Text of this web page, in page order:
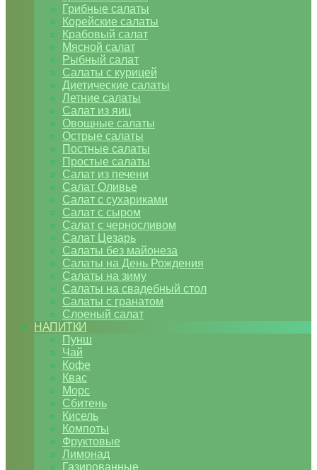
Грибные салаты
Корейские салаты
Крабовый салат
Мясной салат
Рыбный салат
Салаты с курицей
Диетические салаты
Летние салаты
Салат из яиц
Овощные салаты
Острые салаты
Постные салаты
Простые салаты
Салат из печени
Салат Оливье
Салат с сухариками
Салат с сыром
Салат с черносливом
Салат Цезарь
Салаты без майонеза
Салаты на День Рождения
Салаты на зиму
Салаты на свадебный стол
Салаты с гранатом
Слоеный салат
НАПИТКИ
Пунш
Чай
Кофе
Квас
Морс
Сбитень
Кисель
Компоты
Фруктовые
Лимонад
Газированные